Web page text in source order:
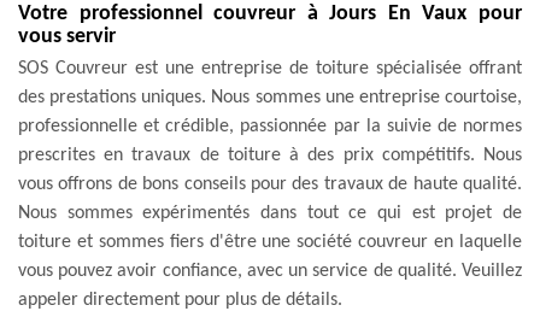
Votre professionnel couvreur à Jours En Vaux pour
vous servir
SOS Couvreur est une entreprise de toiture spécialisée offrant
des prestations uniques. Nous sommes une entreprise courtoise,
professionnelle et crédible, passionnée par la suivie de normes
prescrites en travaux de toiture à des prix compétitifs. Nous
vous offrons de bons conseils pour des travaux de haute qualité.
Nous sommes expérimentés dans tout ce qui est projet de
toiture et sommes fiers d'être une société couvreur en laquelle
vous pouvez avoir confiance, avec un service de qualité. Veuillez
appeler directement pour plus de détails.